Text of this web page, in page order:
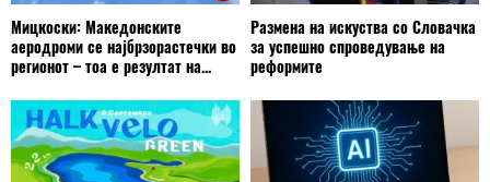
Мицкоски: Македонските
аеродроми се најбрзорастечки во
регионот – тоа е резултат на...
Размена на искуства со Словачка
за успешно спроведување на
реформите